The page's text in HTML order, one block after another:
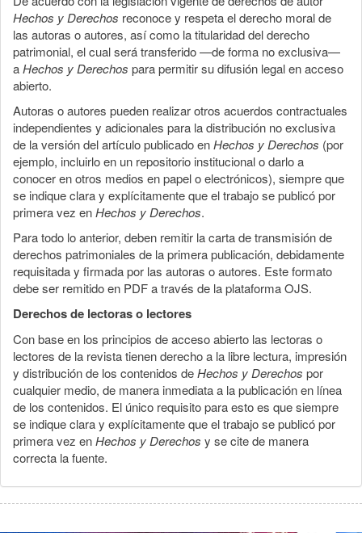
Hechos y Derechos reconoce y respeta el derecho moral de
las autoras o autores, así como la titularidad del derecho
patrimonial, el cual será transferido —de forma no exclusiva—
aHechos y Derechos para permitir su difusión legal en acceso
abierto.
Autoras o autores pueden realizar otros acuerdos contractuales
independientes y adicionales para la distribución no exclusiva
de la versión del artículo publicado enHechos y Derechos (por
ejemplo, incluirlo en un repositorio institucional o darlo a
conocer en otros medios en papel o electrónicos), siempre que
se indique clara y explícitamente que el trabajo se publicó por
primera vez enHechos y Derechos.
Para todo lo anterior, deben remitir la carta de transmisión de
derechos patrimoniales de la primera publicación, debidamente
requisitada y firmada por las autoras o autores. Este formato
debe ser remitido en PDF a través de la plataforma OJS.
Derechos de lectoras o lectores
Con base en los principios de acceso abierto las lectoras o
lectores de la revista tienen derecho a la libre lectura, impresión
y distribución de los contenidos deHechos y Derechos por
cualquier medio, de manera inmediata a la publicación en línea
de los contenidos. El único requisito para esto es que siempre
se indique clara y explícitamente que el trabajo se publicó por
primera vez enHechos y Derechos y se cite de manera
correcta la fuente.